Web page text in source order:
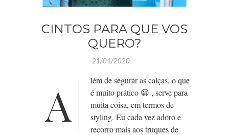
CINTOS PARA QUE VOS
QUERO?
21/01/2020
A
lém de segurar as calças, o que
é muito prático 😀 , serve para
muita coisa, em termos de
styling. Eu cada vez adoro e
recorro mais aos truques de